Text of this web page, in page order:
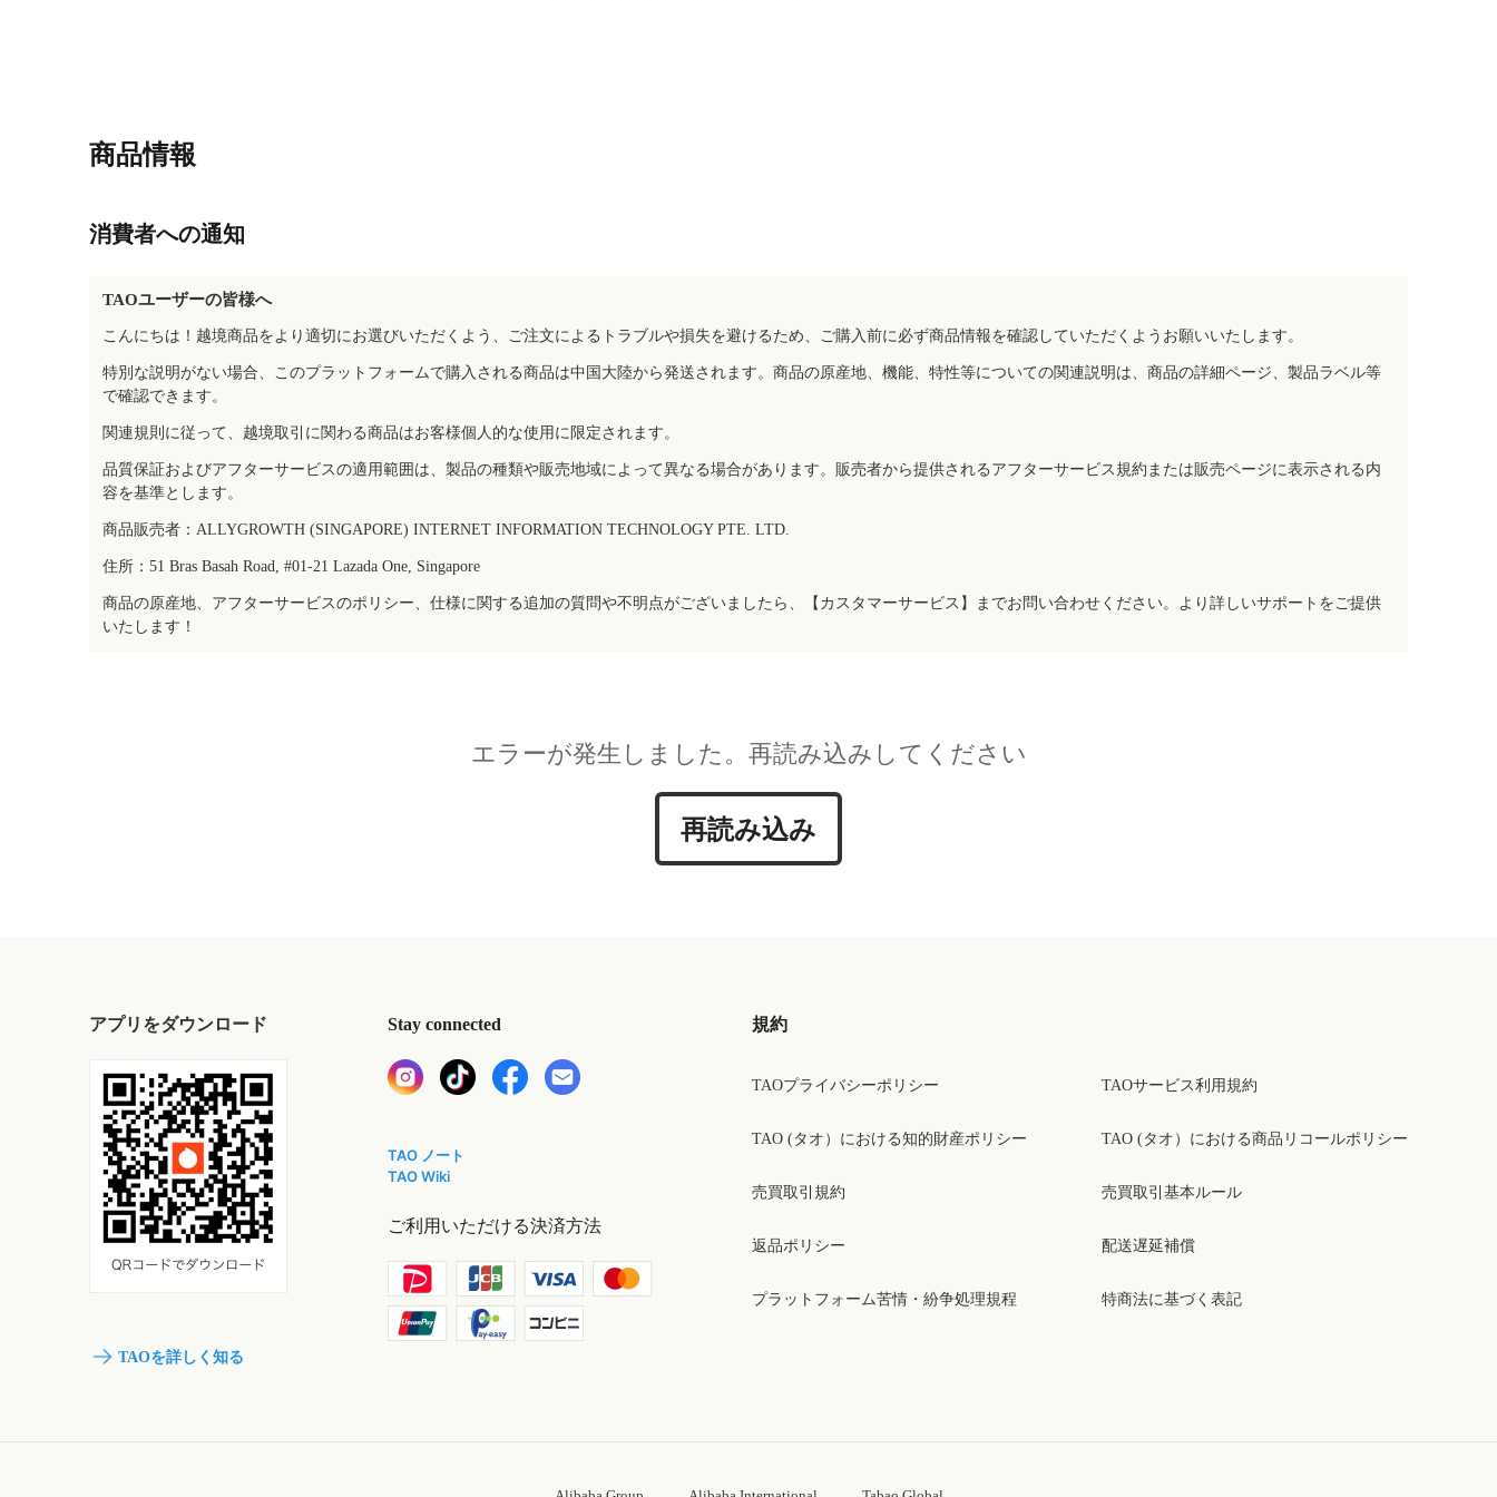
商品情報
消費者への通知
TAOユーザーの皆様へ
こんにちは！越境商品をより適切にお選びいただくよう、ご注文によるトラブルや損失を避けるため、ご購入前に必ず商品情報を確認していただくようお願いいたします。
特別な説明がない場合、このプラットフォームで購入される商品は中国大陸から発送されます。商品の原産地、機能、特性等についての関連説明は、商品の詳細ページ、製品ラベル等
で確認できます。
関連規則に従って、越境取引に関わる商品はお客様個人的な使用に限定されます。
品質保証およびアフターサービスの適用範囲は、製品の種類や販売地域によって異なる場合があります。販売者から提供されるアフターサービス規約または販売ページに表示される内
容を基準とします。
商品販売者：ALLYGROWTH (SINGAPORE) INTERNET INFORMATION TECHNOLOGY PTE. LTD.
住所：51 Bras Basah Road, #01-21 Lazada One, Singapore
商品の原産地、アフターサービスのポリシー、仕様に関する追加の質問や不明点がございましたら、【カスタマーサービス】までお問い合わせください。より詳しいサポートをご提供
いたします！
エラーが発生しました。再読み込みしてください
再読み込み
アプリをダウンロード
TAOを詳しく知る
Stay connected
TAO ノート
TAO Wiki
ご利用いただける決済方法
規約
TAOプライバシーポリシー
TAO (タオ）における知的財産ポリシー
売買取引規約
返品ポリシー
プラットフォーム苦情・紛争処理規程
TAOサービス利用規約
TAO (タオ）における商品リコールポリシー
売買取引基本ルール
配送遅延補償
特商法に基づく表記